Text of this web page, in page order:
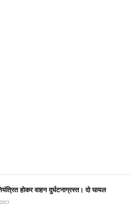
होकर वाहन दुर्घटनाग्रस्त। दो घायल